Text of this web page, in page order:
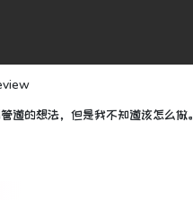
道的想法，但是我不知道该怎么做。